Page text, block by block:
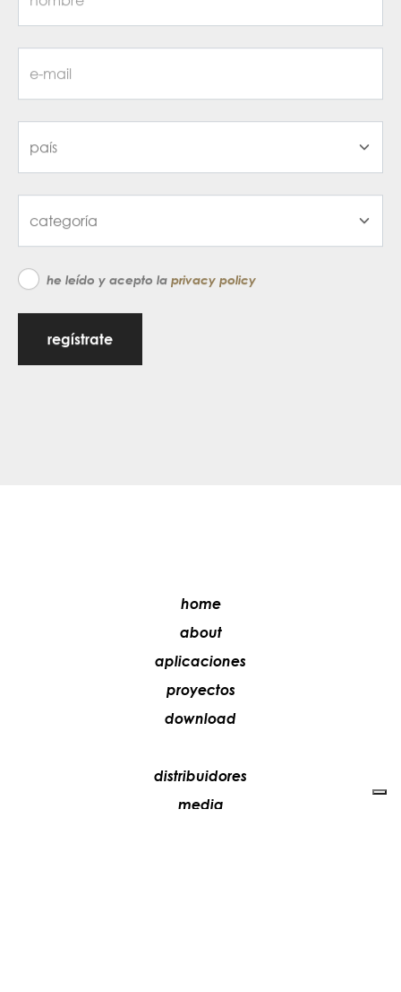
he leído y acepto la privacy policy
regístrate
home
about
aplicaciones
proyectos
download
distribuidores
media